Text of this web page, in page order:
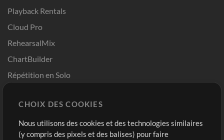
Playback Rentals
Cloud Pro
RehearsalMix
ChartBuilder
Répétition en Solo
Modèles ProPresenter
Sons
CHOIX DES COOKIES
Nous utilisons des cookies et des technologies similaires
(y compris des pixels et des balises) pour faire